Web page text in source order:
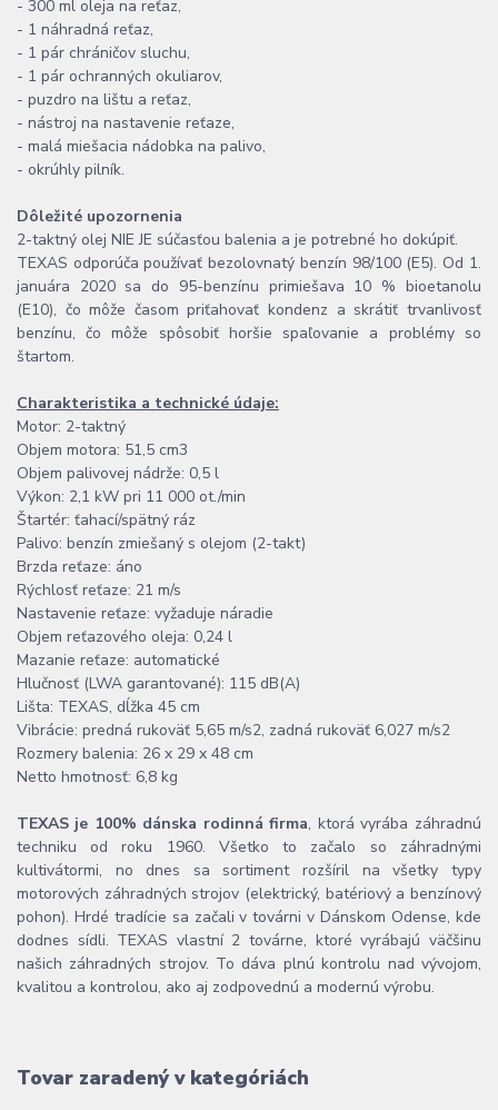
- 300 ml oleja na reťaz,
- 1 náhradná reťaz,
- 1 pár chráničov sluchu,
- 1 pár ochranných okuliarov,
- puzdro na lištu a reťaz,
- nástroj na nastavenie reťaze,
- malá miešacia nádobka na palivo,
- okrúhly pilník.
Dôležité upozornenia
2-taktný olej NIE JE súčasťou balenia a je potrebné ho dokúpiť.
TEXAS odporúča používať bezolovnatý benzín 98/100 (E5). Od 1.
januára 2020 sa do 95-benzínu primiešava 10 % bioetanolu
(E10), čo môže časom priťahovať kondenz a skrátiť trvanlivosť
benzínu, čo môže spôsobiť horšie spaľovanie a problémy so
štartom.
Charakteristika a technické údaje:
Motor: 2-taktný
Objem motora: 51,5 cm3
Objem palivovej nádrže: 0,5 l
Výkon: 2,1 kW pri 11 000 ot./min
Štartér: ťahací/spätný ráz
Palivo: benzín zmiešaný s olejom (2-takt)
Brzda reťaze: áno
Rýchlosť reťaze: 21 m/s
Nastavenie reťaze: vyžaduje náradie
Objem reťazového oleja: 0,24 l
Mazanie reťaze: automatické
Hlučnosť (LWA garantované): 115 dB(A)
Lišta: TEXAS, dĺžka 45 cm
Vibrácie: predná rukoväť 5,65 m/s2, zadná rukoväť 6,027 m/s2
Rozmery balenia: 26 x 29 x 48 cm
Netto hmotnosť: 6,8 kg
TEXAS je 100% dánska rodinná firma, ktorá vyrába záhradnú
techniku od roku 1960. Všetko to začalo so záhradnými
kultivátormi, no dnes sa sortiment rozšíril na všetky typy
motorových záhradných strojov (elektrický, batériový a benzínový
pohon). Hrdé tradície sa začali v továrni v Dánskom Odense, kde
dodnes sídli. TEXAS vlastní 2 továrne, ktoré vyrábajú väčšinu
našich záhradných strojov. To dáva plnú kontrolu nad vývojom,
kvalitou a kontrolou, ako aj zodpovednú a modernú výrobu.
Tovar zaradený v kategóriách